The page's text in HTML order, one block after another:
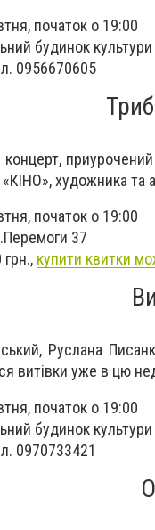
початок о 19:00
будинок культури
0956670605
концерт,
художника та
початок о 19:00
37
грн., купити квитки
Руслана
витівки уже в цю
початок о 19:00
будинок культури
0970733421